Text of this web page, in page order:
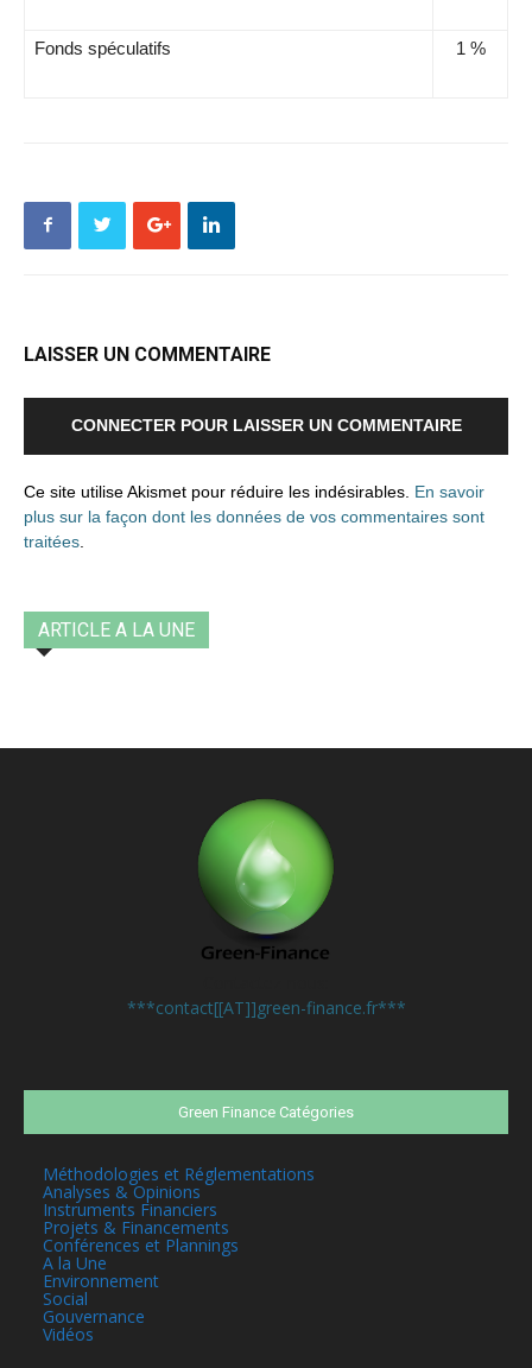
Fonds spéculatifs 1 %
LAISSER UN COMMENTAIRE
CONNECTER POUR LAISSER UN COMMENTAIRE
Ce site utilise Akismet pour réduire les indésirables. En savoir
plus sur la façon dont les données de vos commentaires sont
traitées
ARTICLE A LA UNE
***contact[[AT]]green-finance.fr***
Green Finance Catégories
Méthodologies et Réglementations
Analyses & Opinions
Instruments Financiers
Projets & Financements
Conférences et Plannings
A la Une
Environnement
Social
Gouvernance
Vidéos